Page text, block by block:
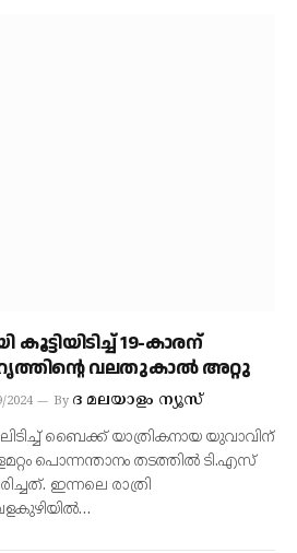
19-കാരന്
വലതുകാൽ അറ്റു
2024 By ദ മലയാളം ന്യൂസ്‌
ബൈക്ക് യാത്രികനായ യുവാവിന്
പൊന്നന്താനം തടത്തിൽ ടി.എസ്
ഇന്നലെ രാത്രി